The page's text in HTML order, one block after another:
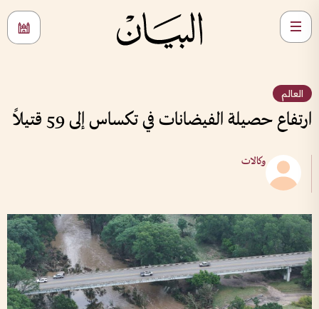
العالم
ارتفاع حصيلة الفيضانات في تكساس إلى 59 قتيلاً
وكالات